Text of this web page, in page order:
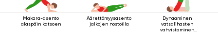
Makara-asento
alaspäin katsoen
Äärettömyysasento
jalkojen nostoilla
Dynaaminen
vatsalihasten
vahvistaminen